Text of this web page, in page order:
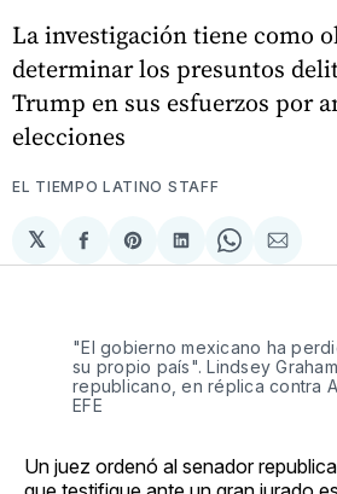
La investigación tiene como
determinar los presuntos
Trump en sus esfuerzos por
elecciones
EL TIEMPO LATINO STAFF
𝕏
Compartir
en
Share
on
Compartir
en
Share
on
via
"El gobierno mexicano ha
su propio país". Lindsey
republicano, en réplica contra
EFE
Un juez ordenó al senador